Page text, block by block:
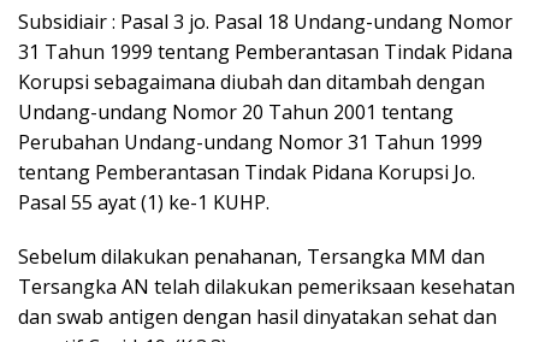
Subsidiair : Pasal 3 jo. Pasal 18 Undang-undang Nomor
31 Tahun 1999 tentang Pemberantasan Tindak Pidana
Korupsi sebagaimana diubah dan ditambah dengan
Undang-undang Nomor 20 Tahun 2001 tentang
Perubahan Undang-undang Nomor 31 Tahun 1999
tentang Pemberantasan Tindak Pidana Korupsi Jo.
Pasal 55 ayat (1) ke-1 KUHP.
Sebelum dilakukan penahanan, Tersangka MM dan
Tersangka AN telah dilakukan pemeriksaan kesehatan
dan swab antigen dengan hasil dinyatakan sehat dan